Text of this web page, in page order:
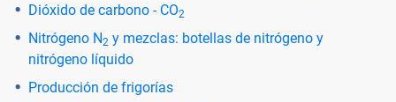
Dióxido de carbono - CO2
Nitrógeno N2 y mezclas: botellas de nitrógeno y
nitrógeno líquido
Producción de frigorías